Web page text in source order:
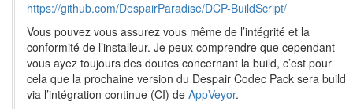
https://github.com/DespairParadise/DCP-BuildScript/
Vous pouvez vous assurez vous même de l’intégrité et la
conformité de l’installeur. Je peux comprendre que cependant
vous ayez toujours des doutes concernant la build, c’est pour
cela que la prochaine version du Despair Codec Pack sera build
via l’intégration continue (CI) deAppVeyor.